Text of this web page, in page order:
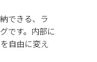
できる、ラ
です。内部に
自由に変え